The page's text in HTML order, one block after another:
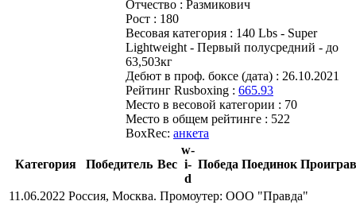
Отчество : Размикович
Рост : 180
Весовая категория : 140 Lbs - Super
Lightweight - Первый полусредний - до
63,503кг
Дебют в проф. боксе (дата) : 26.10.2021
Рейтинг Rusboxing : 665.93
Место в весовой категории : 70
Место в общем рейтинге : 522
BoxRec: анкета
Категория Победитель Вес
w-
i-
d
Победа Поединок
11.06.2022 Россия, Москва. Промоутер: ООО "Правда"